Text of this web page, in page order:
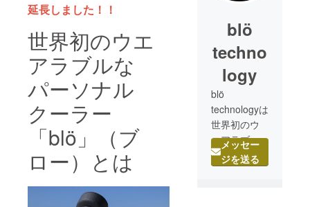
延長しました！！
世界初のウエ
アラブルな
パーソナル
クーラー
「blö」（ブ
ロー）とは
blö
techno
logy
blö
technologyは
世界初のウ
エアラブル
クーラー
「blö」の発
メッセー
ジを送る